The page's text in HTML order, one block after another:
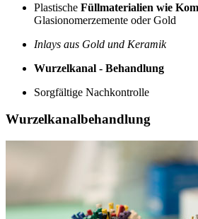
Plastische Füllmaterialien wie
Glasionomerzemente oder Gold
Inlays aus Gold und Keramik
Wurzelkanal - Behandlung
Sorgfältige Nachkontrolle
Wurzelkanalbehandlung